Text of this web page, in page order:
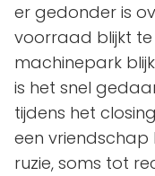
er gedonder is
voorraad blijkt
machinepark
is het snel
tijdens het
een vriendschap
ruzie, soms tot